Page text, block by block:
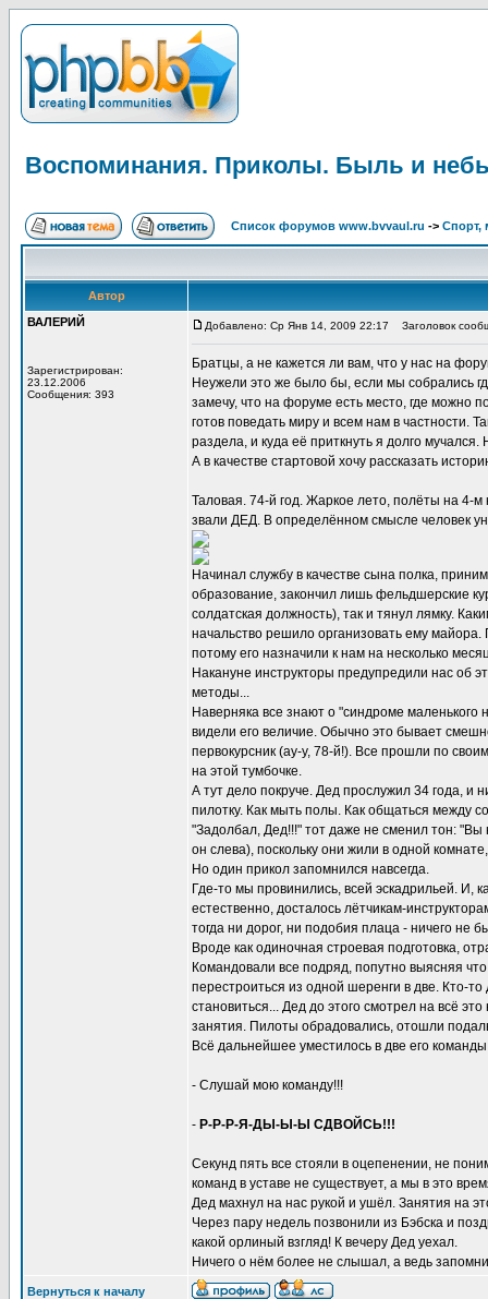
Воспоминания. Приколы. Быль и
Список форумов www.bvvaul.ru -> Спорт,
Автор
ВАЛЕРИЙ
Зарегистрирован:
23.12.2006
Сообщения: 393
Добавлено: Ср Янв 14, 2009 22:17 Заголовок
Братцы, а не кажется ли вам, что у нас на
Неужели это же было бы, если мы собрались
замечу, что на форуме есть место, где можно
готов поведать миру и всем нам в частности.
раздела, и куда её приткнуть я долго
А в качестве стартовой хочу рассказать
Таловая. 74-й год. Жаркое лето, полёты на 4-
звали ДЕД. В определённом смысле человек
Начинал службу в качестве сына полка,
образование, закончил лишь фельдшерские
солдатская должность), так и тянул лямку.
начальство решило организовать ему
потому его назначили к нам на несколько
Накануне инструкторы предупредили нас об
методы...
Наверняка все знают о "синдроме
видели его величие. Обычно это бывает
первокурсник (ау-у, 78-й!). Все прошли по
на этой тумбочке.
А тут дело покруче. Дед прослужил 34 года,
пилотку. Как мыть полы. Как общаться между
"Задолбал, Дед!!!" тот даже не сменил тон:
он слева), поскольку они жили в одной
Но один прикол запомнился навсегда.
Где-то мы провинились, всей эскадрильей. И,
естественно, досталось лётчикам-
тогда ни дорог, ни подобия плаца - ничего не
Вроде как одиночная строевая подготовка,
Командовали все подряд, попутно выясняя
перестроиться из одной шеренги в две. Кто-
становиться... Дед до этого смотрел на всё
занятия. Пилоты обрадовались, отошли
Всё дальнейшее уместилось в две его
- Слушай мою команду!!!
- Р-Р-Р-Я-ДЫ-Ы-Ы СДВОЙСЬ!!!
Секунд пять все стояли в оцепенении, не
команд в уставе не существует, а мы в это
Дед махнул на нас рукой и ушёл. Занятия на
Через пару недель позвонили из Бэбска и
какой орлиный взгляд! К вечеру Дед уехал.
Ничего о нём более не слышал, а ведь
Вернуться к началу